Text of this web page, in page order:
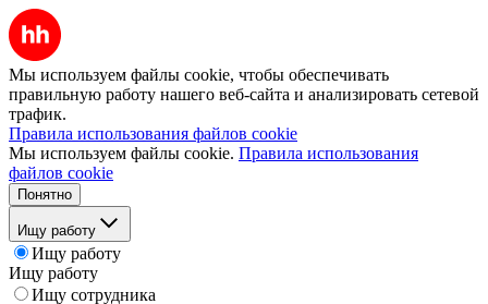
Мы используем файлы cookie, чтобы обеспечивать
правильную работу нашего веб-сайта и анализировать сетевой
трафик.
Правила использования файлов cookie
Мы используем файлы cookie. Правила использования
файлов cookie
Понятно
Ищу работу
Ищу работу
Ищу работу
Ищу сотрудника